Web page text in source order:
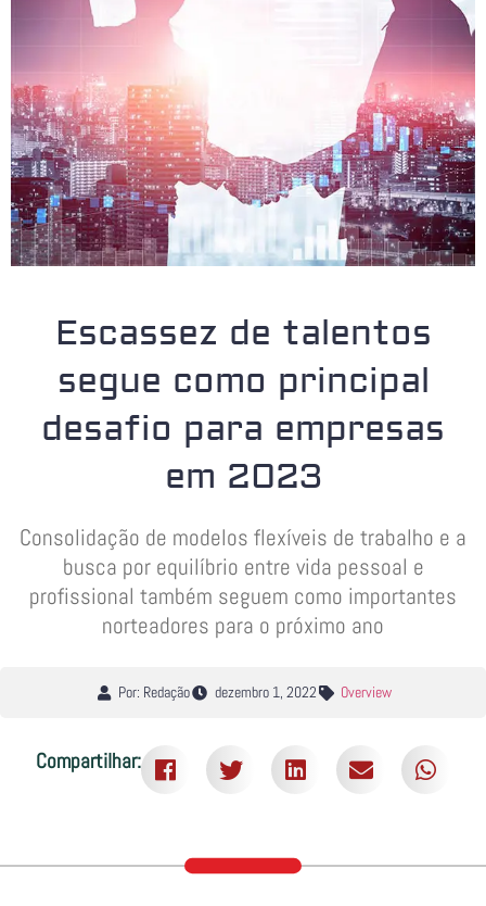
Escassez de talentos
segue como principal
desafio para empresas
em 2023
Consolidação de modelos flexíveis de trabalho e a
busca por equilíbrio entre vida pessoal e
profissional também seguem como importantes
norteadores para o próximo ano
Por: Redação dezembro 1, 2022 Overview
Compartilhar: